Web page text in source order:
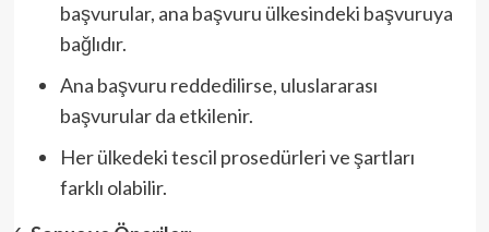
başvurular, ana başvuru ülkesindeki başvuruya
bağlıdır.
Ana başvuru reddedilirse, uluslararası
başvurular da etkilenir.
Her ülkedeki tescil prosedürleri ve şartları
farklı olabilir.